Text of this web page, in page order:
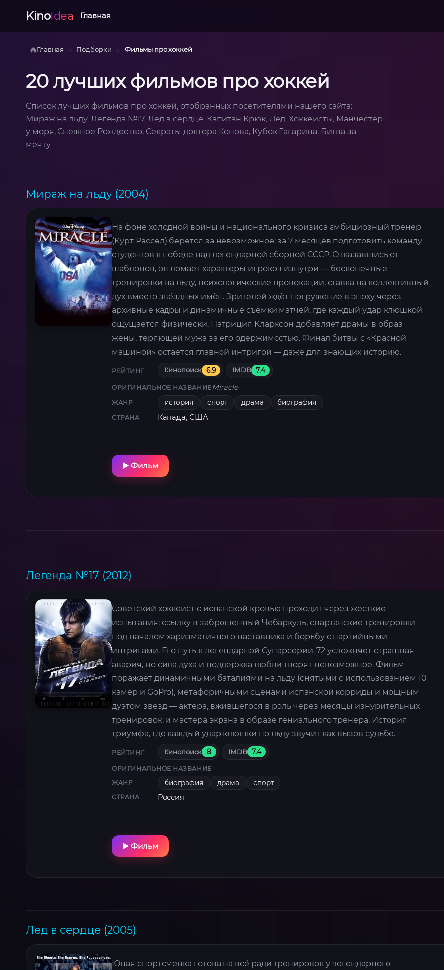
KinoIdea Главная
Главная › Подборки › Фильмы про хоккей
20 лучших фильмов про хоккей
Список лучших фильмов про хоккей, отобранных посетителями нашего сайта:
Мираж на льду, Легенда №17, Лед в сердце, Капитан Крюк, Лед, Хоккеисты, Манчестер
у моря, Снежное Рождество, Секреты доктора Конова, Кубок Гагарина. Битва за
мечту
Мираж на льду (2004)
На фоне холодной войны и национального кризиса амбициозный тренер
(Курт Рассел) берётся за невозможное: за 7 месяцев подготовить команду
студентов к победе над легендарной сборной СССР. Отказавшись от
шаблонов, он ломает характеры игроков изнутри — бесконечные
тренировки на льду, психологические провокации, ставка на коллективный
дух вместо звёздных имён. Зрителей ждёт погружение в эпоху через
архивные кадры и динамичные съёмки матчей, где каждый удар клюшкой
ощущается физически. Патриция Кларксон добавляет драмы в образ
жены, теряющей мужа за его одержимостью. Финал битвы с «Красной
машиной» остаётся главной интригой — даже для знающих историю.
РЕЙТИНГ Кинопоиск 6.9 IMDB 7.4
ОРИГИНАЛЬНОЕ НАЗВАНИЕMiracle
ЖАНР история спорт драма биография
СТРАНА Канада, США
Фильм
Легенда №17 (2012)
Советский хоккеист с испанской кровью проходит через жёсткие
испытания: ссылку в заброшенный Чебаркуль, спартанские тренировки
под началом харизматичного наставника и борьбу с партийными
интригами. Его путь к легендарной Суперсерии-72 усложняет страшная
авария, но сила духа и поддержка любви творят невозможное. Фильм
поражает динамичными баталиями на льду (снятыми с использованием 10
камер и GoPro), метафоричными сценами испанской корриды и мощным
дуэтом звёзд — актёра, вжившегося в роль через месяцы изнурительных
тренировок, и мастера экрана в образе гениального тренера. История
триумфа, где каждый удар клюшки по льду звучит как вызов судьбе.
РЕЙТИНГ Кинопоиск 8 IMDB 7.4
ОРИГИНАЛЬНОЕ НАЗВАНИЕ
ЖАНР
биография драма спорт
СТРАНА Россия
Фильм
Лед в сердце (2005)
Юная спортсменка готова на всё ради тренировок у легендарного